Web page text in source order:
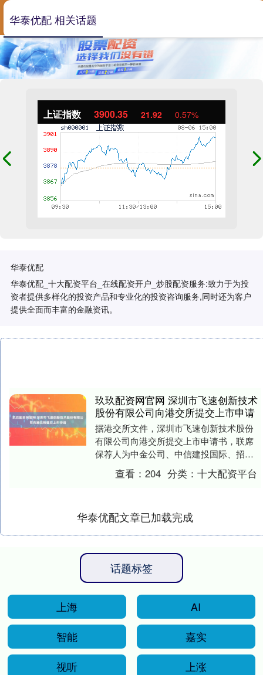
上证指数 3900.35 21.92 0.57%
华泰优配
华泰优配_十大配资平台_在线配资开户_炒股配资服务:致力于为投
资者提供多样化的投资产品和专业化的投资咨询服务,同时还为客户
提供全面而丰富的金融资讯。
华泰优配 相关话题
玖玖配资网官网 深圳市飞速创新技术
股份有限公司向港交所提交上市申请
据港交所文件，深圳市飞速创新技术股份
有限公司向港交所提交上市申请书，联席
保荐人为中金公司、中信建投国际、招商
证券国际。 举报 第一财经广告合作，请点
击这里此内容....
查看：204 分类：十大配资平台
华泰优配文章已加载完成
话题标签
上海
AI
智能
嘉实
视听
上涨